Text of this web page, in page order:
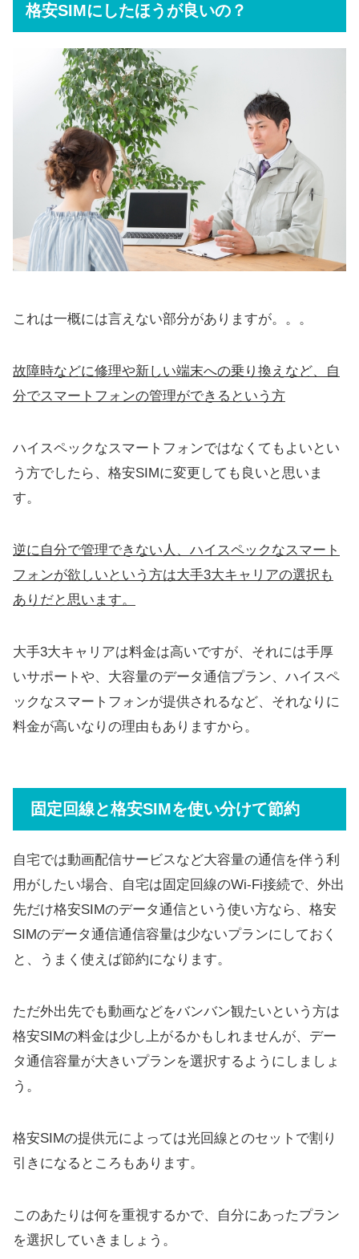
格安SIMにしたほうが良いの？
これは一概には言えない部分がありますが。。。
故障時などに修理や新しい端末への乗り換えなど、自
分でスマートフォンの管理ができるという方
ハイスペックなスマートフォンではなくてもよいとい
う方でしたら、格安SIMに変更しても良いと思いま
す。
逆に自分で管理できない人、ハイスペックなスマート
フォンが欲しいという方は大手3大キャリアの選択も
ありだと思います。
大手3大キャリアは料金は高いですが、それには手厚
いサポートや、大容量のデータ通信プラン、ハイスペ
ックなスマートフォンが提供されるなど、それなりに
料金が高いなりの理由もありますから。
固定回線と格安SIMを使い分けて節約
自宅では動画配信サービスなど大容量の通信を伴う利
用がしたい場合、自宅は固定回線のWi-Fi接続で、外出
先だけ格安SIMのデータ通信という使い方なら、格安
SIMのデータ通信通信容量は少ないプランにしておく
と、うまく使えば節約になります。
ただ外出先でも動画などをバンバン観たいという方は
格安SIMの料金は少し上がるかもしれませんが、デー
タ通信容量が大きいプランを選択するようにしましょ
う。
格安SIMの提供元によっては光回線とのセットで割り
引きになるところもあります。
このあたりは何を重視するかで、自分にあったプラン
を選択していきましょう。